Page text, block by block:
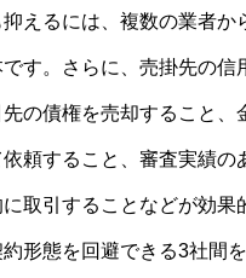
えるには、複数の業者か
す。さらに、売掛先の信
の債権を売却すること、
頼すること、審査実績の
取引することなどが効果
形態を回避できる3社間